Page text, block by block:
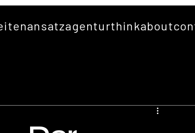
ansatzagenturthinkabout